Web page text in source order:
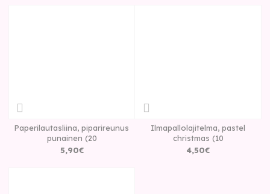
Paperilautasliina, piparireunus
punainen (20
5,90€
Ilmapallolajitelma, pastel
christmas (10
4,50€